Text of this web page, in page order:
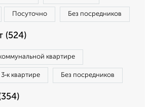
Посуточно Без посредников
(524)
квартире
3‑к квартире Без посредников